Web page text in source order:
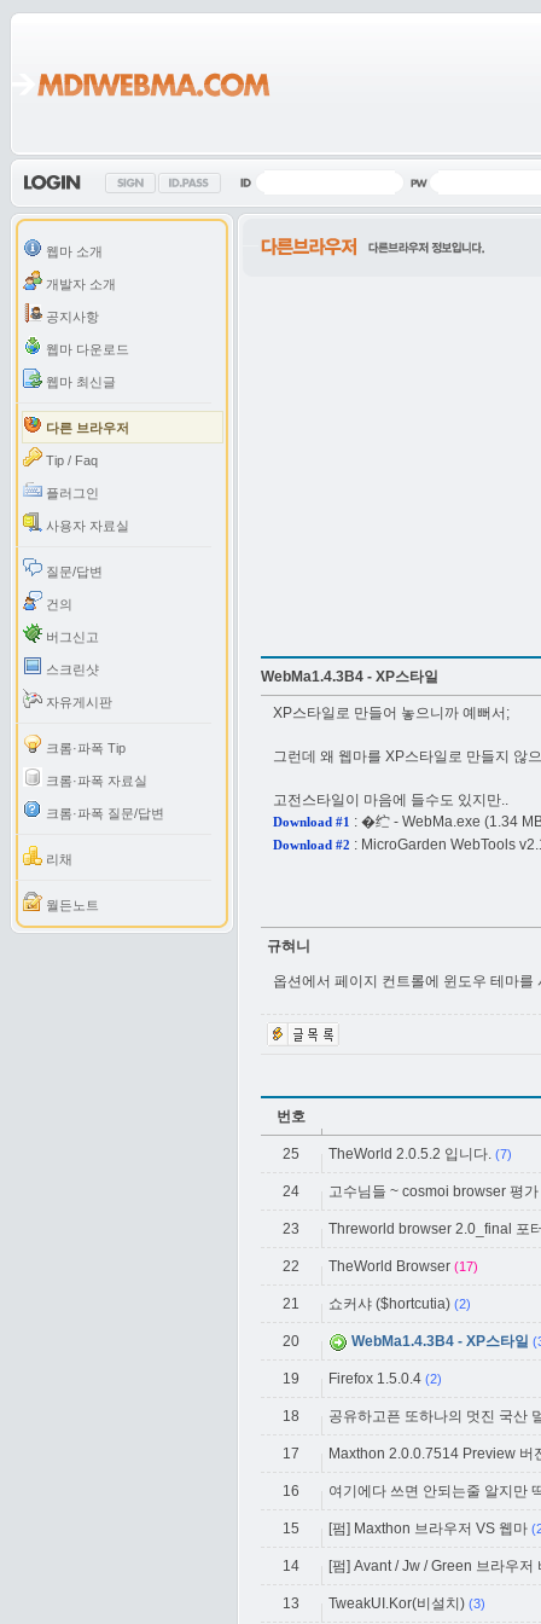
웹마 소개
개발자 소개
공지사항
웹마 다운로드
웹마 최신글
다른 브라우저
Tip / Faq
플러그인
사용자 자료실
질문/답변
건의
버그신고
스크린샷
자유게시판
크롬·파폭 Tip
크롬·파폭 자료실
크롬·파폭 질문/답변
리채
월든노트
WebMa1.4.3B4 - XP스타일
XP스타일로 만들어 놓으니까 예뻐서;
그런데 왜 웹마를 XP스타일로 만들지 않
고전스타일이 마음에 들수도 있지만..
Download #1 : �纻 - WebMa.exe (1.34
Download #2 : MicroGarden WebTools
규혀니
옵션에서 페이지 컨트롤에 윈도우 테마
번호
25 TheWorld 2.0.5.2 입니다. (7)
24 고수님들 ~ cosmoi browser 평
23 Threworld browser 2.0_final 포
22 TheWorld Browser (17)
21 쇼커샤 ($hortcutia) (2)
20 WebMa1.4.3B4 - XP스타일
19 Firefox 1.5.0.4 (2)
18 공유하고픈 또하나의 멋진 국산
17 Maxthon 2.0.0.7514 Preview 버
16 여기에다 쓰면 안되는줄 알지만
15 [펌] Maxthon 브라우저 VS 웹마
14 [펌] Avant / Jw / Green 브라우저
13 TweakUI.Kor(비설치) (3)